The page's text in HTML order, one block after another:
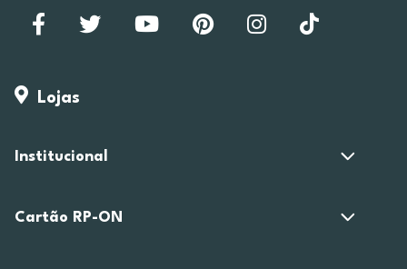
Lojas
Institucional
Cartão RP-ON